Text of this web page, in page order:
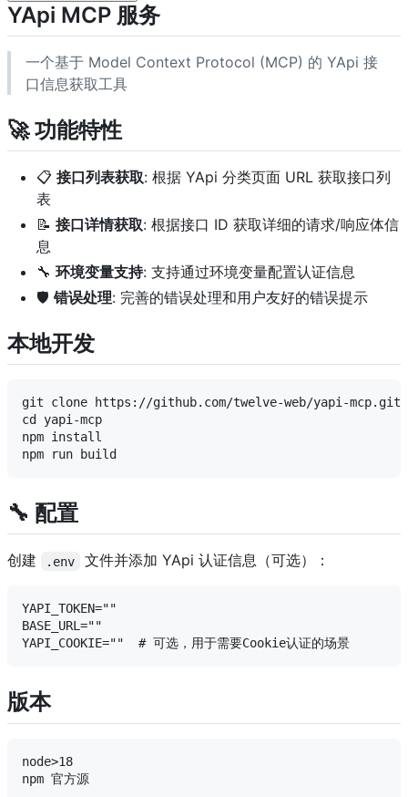
YApi MCP 服务
一个基于 Model Context Protocol (MCP) 的 YApi 接
口信息获取工具
🚀 功能特性
📋 接口列表获取: 根据 YApi 分类页面 URL 获取接口列
表
📝 接口详情获取: 根据接口 ID 获取详细的请求/响应体信
息
🔧 环境变量支持: 支持通过环境变量配置认证信息
🛡️ 错误处理: 完善的错误处理和用户友好的错误提示
本地开发
git clone https://github.com/twelve-web/yapi-mcp.git
cd yapi-mcp
npm install
🔧 配置
创建 .env 文件并添加 YApi 认证信息（可选）：
YAPI_TOKEN=""
BASE_URL=""
版本
node>18